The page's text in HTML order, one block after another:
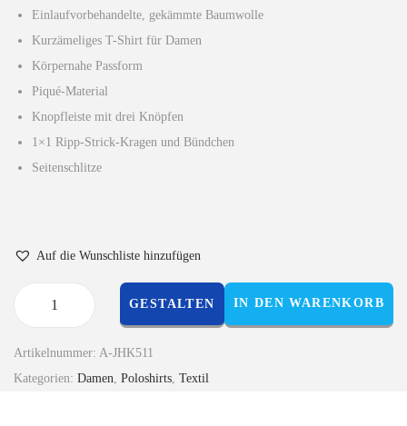
Einlaufvorbehandelte, gekämmte Baumwolle
Kurzämeliges T-Shirt für Damen
Körpernahe Passform
Piqué-Material
Knopfleiste mit drei Knöpfen
1×1 Ripp-Strick-Kragen und Bündchen
Seitenschlitze
Auf die Wunschliste hinzufügen
IN DEN WARENKORB
GESTALTEN
Artikelnummer: A-JHK511
Kategorien: Damen Poloshirts Textil